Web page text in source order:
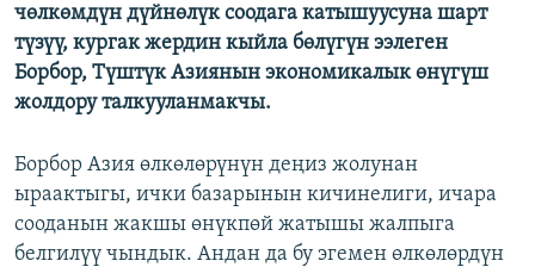
ЫҢГАЙСЫЗ СУРООЛОР
ЭЕ/АРнун бардык сайттары
чөлкөмдүн дүйнөлүк соодага катышуусуна шарт
түзүү, кургак жердин кыйла бөлүгүн ээлеген
Борбор, Түштүк Азиянын экономикалык өнүгүш
жолдору талкууланмакчы.
Борбор Азия өлкөлөрүнүн деңиз жолунан
ыраактыгы, ички базарынын кичинелиги, ичара
сооданын жакшы өнүкпөй жатышы жалпыга
белгилүү чындык. Андан да бу эгемен өлкөлөрдүн